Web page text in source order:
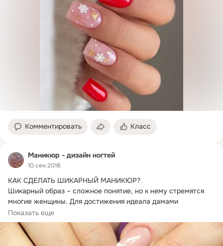
Комментировать Класс
Маникюр - дизайн ногтей
10 сен 2018
КАК СДЕЛАТЬ ШИКАРНЫЙ МАНИКЮР?
Шикарный образ – сложное понятие, но к нему стремятся
многие женщины. Для достижения идеала дамами
продумываются...
Показать еще